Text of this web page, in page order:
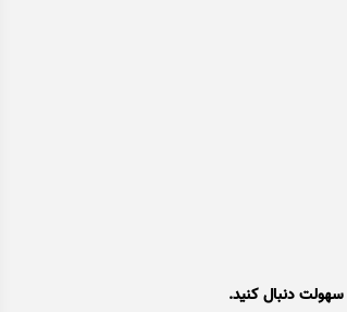
سهولت دنبال کنید.